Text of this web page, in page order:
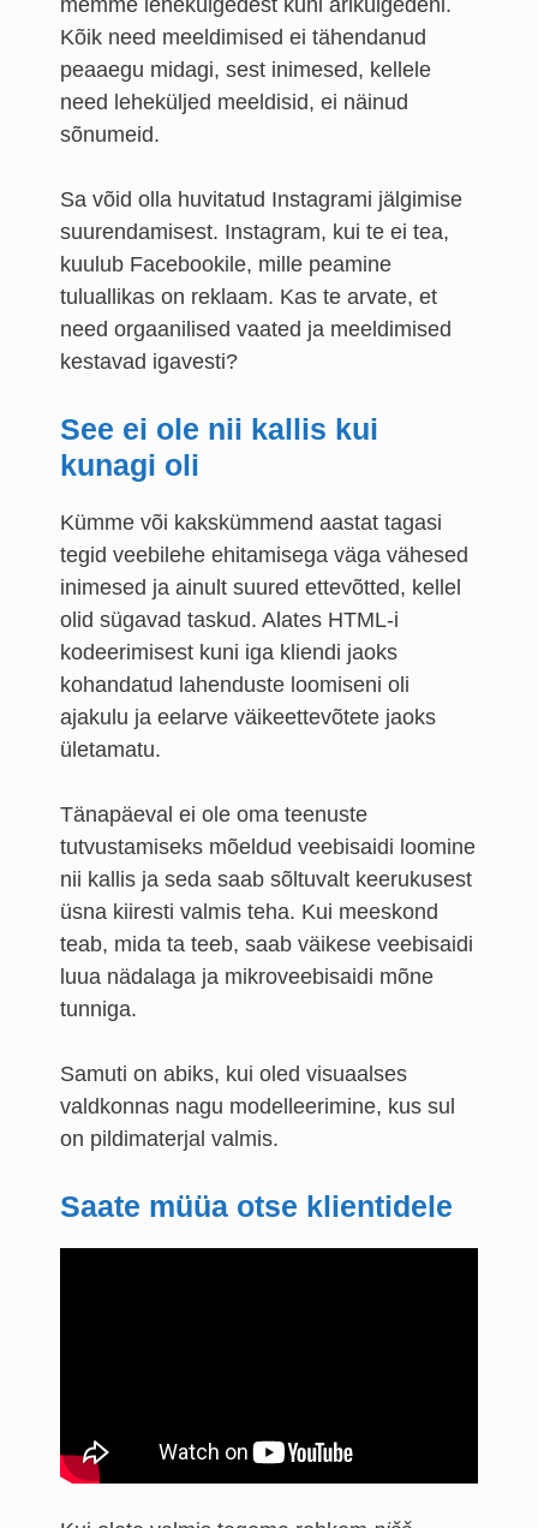
Kõik need meeldimised ei tähendanud
peaaegu midagi, sest inimesed, kellele
need leheküljed meeldisid, ei näinud
sõnumeid.
Sa võid olla huvitatud Instagrami jälgimise
suurendamisest. Instagram, kui te ei tea,
kuulub Facebookile, mille peamine
tuluallikas on reklaam. Kas te arvate, et
need orgaanilised vaated ja meeldimised
kestavad igavesti?
See ei ole nii kallis kui
kunagi oli
Kümme või kakskümmend aastat tagasi
tegid veebilehe ehitamisega väga vähesed
inimesed ja ainult suured ettevõtted, kellel
olid sügavad taskud. Alates HTML-i
kodeerimisest kuni iga kliendi jaoks
kohandatud lahenduste loomiseni oli
ajakulu ja eelarve väikeettevõtete jaoks
ületamatu.
Tänapäeval ei ole oma teenuste
tutvustamiseks mõeldud veebisaidi loomine
nii kallis ja seda saab sõltuvalt keerukusest
üsna kiiresti valmis teha. Kui meeskond
teab, mida ta teeb, saab väikese veebisaidi
luua nädalaga ja mikroveebisaidi mõne
tunniga.
Samuti on abiks, kui oled visuaalses
valdkonnas nagu modelleerimine, kus sul
on pildimaterjal valmis.
Saate müüa otse klientidele